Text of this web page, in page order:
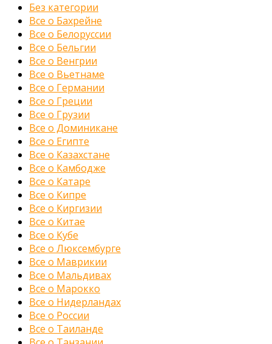
Без категории
Все о Бахрейне
Все о Белоруссии
Все о Бельгии
Все о Венгрии
Все о Вьетнаме
Все о Германии
Все о Греции
Все о Грузии
Все о Доминикане
Все о Египте
Все о Казахстане
Все о Камбодже
Все о Катаре
Все о Кипре
Все о Киргизии
Все о Китае
Все о Кубе
Все о Люксембурге
Все о Маврикии
Все о Мальдивах
Все о Марокко
Все о Нидерландах
Все о России
Все о Таиланде